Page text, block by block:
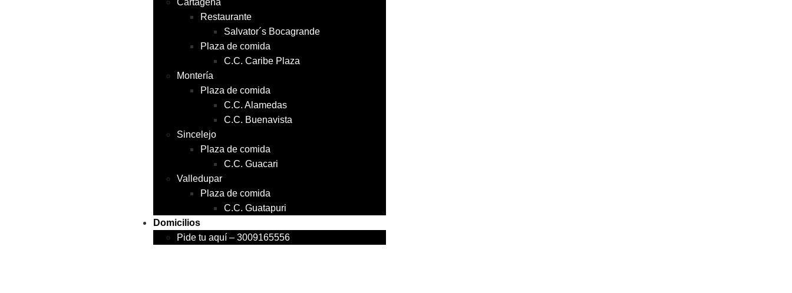
Cartagena
Restaurante
Salvator´s Bocagrande
Plaza de comida
C.C. Caribe Plaza
Montería
Plaza de comida
C.C. Alamedas
C.C. Buenavista
Sincelejo
Plaza de comida
C.C. Guacari
Valledupar
Plaza de comida
C.C. Guatapuri
Domicilios
Pide tu aquí – 3009165556